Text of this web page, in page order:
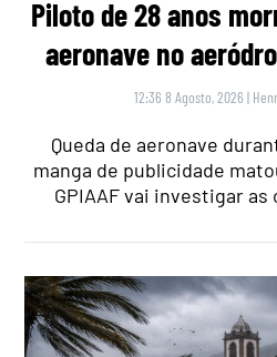
Piloto de 28 anos
aeronave no
12:36 8 Agosto, 2026 |
Queda de aeronave
manga de publicidade
GPIAAF vai investigar